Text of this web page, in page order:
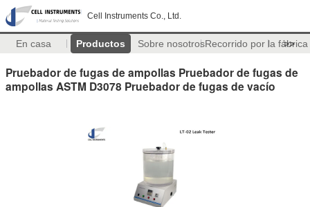
Cell Instruments Co., Ltd.
En casa Productos Sobre nosotrosRecorrido por la fábrica
>>
Pruebador de fugas de ampollas Pruebador de fugas de
ampollas ASTM D3078 Pruebador de fugas de vacío